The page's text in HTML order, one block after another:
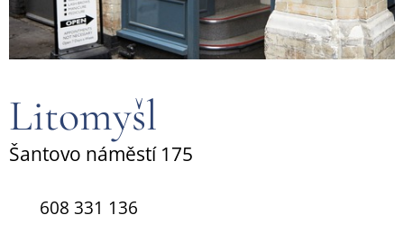
Litomyšl
Šantovo náměstí 175
608 331 136